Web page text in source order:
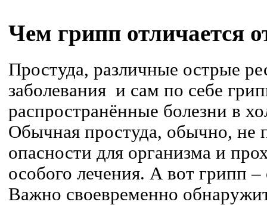
Чем грипп отличается
Простуда, различные острые
заболевания и сам по себе
распространённые болезни в
Обычная простуда, обычно, не
опасности для организма и
особого лечения. А вот грипп –
Важно своевременно